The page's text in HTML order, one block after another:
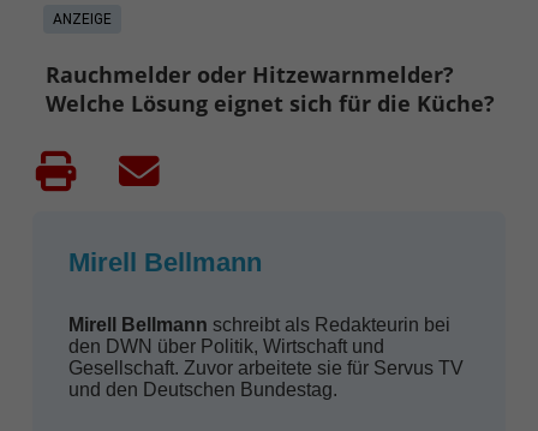
ANZEIGE
Rauchmelder oder Hitzewarnmelder?
Welche Lösung eignet sich für die Küche?
Mirell Bellmann
Mirell Bellmann schreibt als Redakteurin bei
den DWN über Politik, Wirtschaft und
Gesellschaft. Zuvor arbeitete sie für Servus TV
und den Deutschen Bundestag.